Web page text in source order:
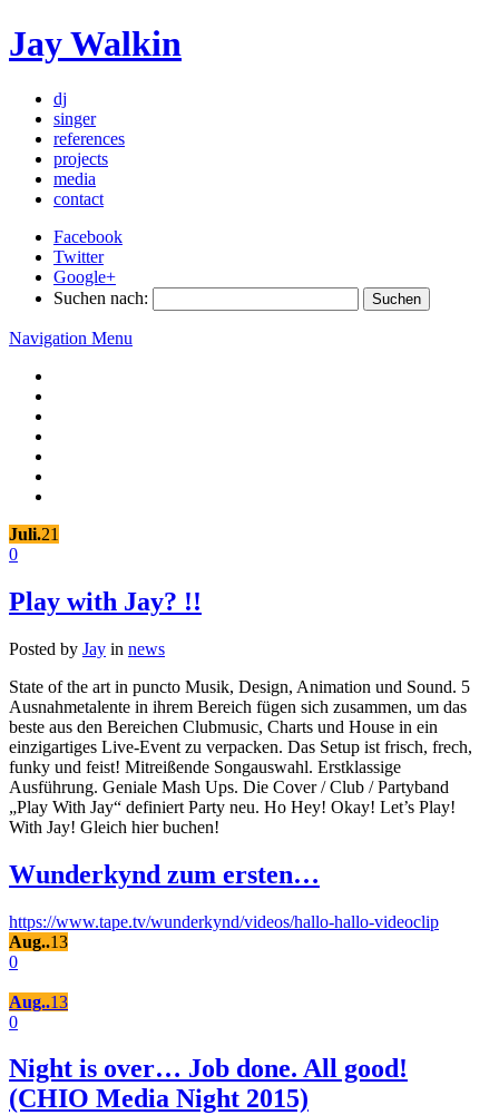
Jay Walkin
dj
singer
references
projects
media
contact
Facebook
Twitter
Google+
Suchen nach:
Navigation Menu
Juli.21
0
Play with Jay? !!
Posted by Jay in news
State of the art in puncto Musik, Design, Animation und Sound. 5
Ausnahmetalente in ihrem Bereich fügen sich zusammen, um das
beste aus den Bereichen Clubmusic, Charts und House in ein
einzigartiges Live-Event zu verpacken. Das Setup ist frisch, frech,
funky und feist! Mitreißende Songauswahl. Erstklassige
Ausführung. Geniale Mash Ups. Die Cover / Club / Partyband
„Play With Jay“ definiert Party neu. Ho Hey! Okay! Let’s Play!
With Jay! Gleich hier buchen!
Wunderkynd zum ersten…
https://www.tape.tv/wunderkynd/videos/hallo-hallo-videoclip
Aug..13
0
Aug..13
0
Night is over… Job done. All good!
(CHIO Media Night 2015)